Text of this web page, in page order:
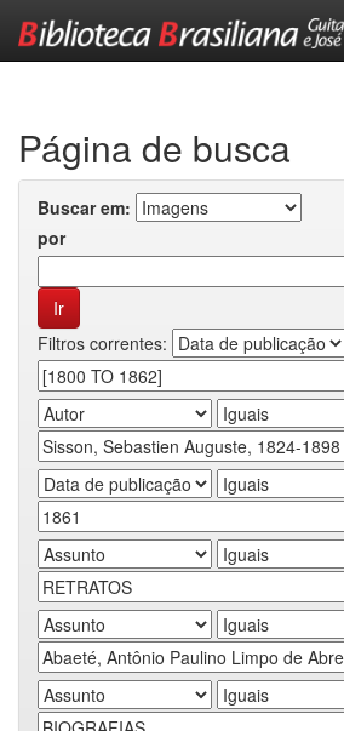
Página de busca
Buscar em:
por
Filtros correntes: